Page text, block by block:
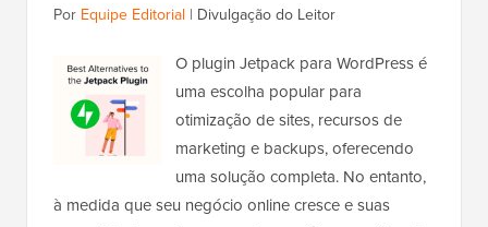
Por Equipe Editorial | Divulgação do Leitor
O plugin Jetpack para WordPress é
uma escolha popular para
otimização de sites, recursos de
marketing e backups, oferecendo
uma solução completa. No entanto,
à medida que seu negócio online cresce e suas